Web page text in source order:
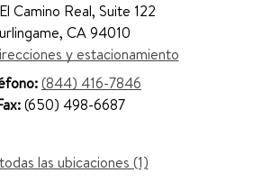
Camino Real, Suite 122
, CA 94010
y estacionamiento
(844) 416-7846
(650) 498-6687
las ubicaciones (1)